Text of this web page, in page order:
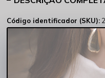
Código identificador (SKU):
O Shorts Feminino Cintura
Rocksham foi criado para
uma única peça. Sua
enquanto o tecido em jeans
mobilidade
praticidade em